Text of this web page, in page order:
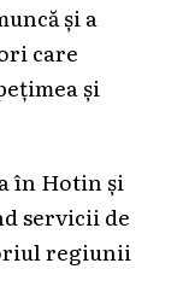
și a
care
și
în Hotin și
servicii de
regiunii